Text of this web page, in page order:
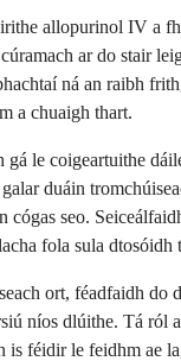
allopurinol IV a
ar do stair
ná an raibh
a chuaigh thart.
gá le coigeartuithe
duáin
cógas seo.
fola sula dtosóidh
ort, féadfaidh do
níos dlúithe. Tá ról
is féidir le feidhm ae